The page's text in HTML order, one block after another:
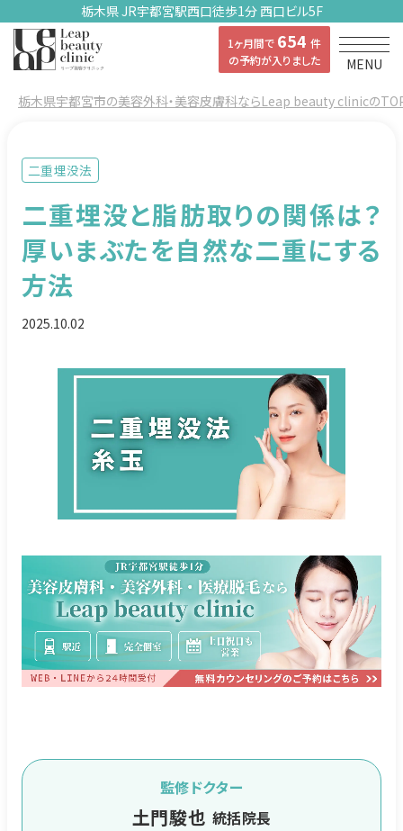
栃木県 JR宇都宮駅西口徒歩1分 西口ビル5F
1ヶ月間で 654 件
の予約が入りました
MENU
栃木県宇都宮市の美容外科・美容皮膚科ならLeap beauty clinicの
二重埋没法
二重埋没と脂肪取りの関係は？
厚いまぶたを自然な二重にする
方法
2025.10.02
監修ドクター
土門駿也 統括院長